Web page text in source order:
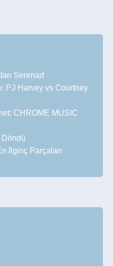
Serenad
PJ Harvey vs Courtney
CHROME MUSIC
İlginç Parçaları